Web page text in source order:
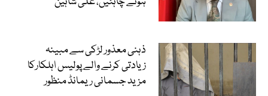
ذہنی معذور لڑکی سے مبینہ
زیادتی کرنے والے پولیس اہلکارکا
مزید جسمانی ریمانڈ منظور